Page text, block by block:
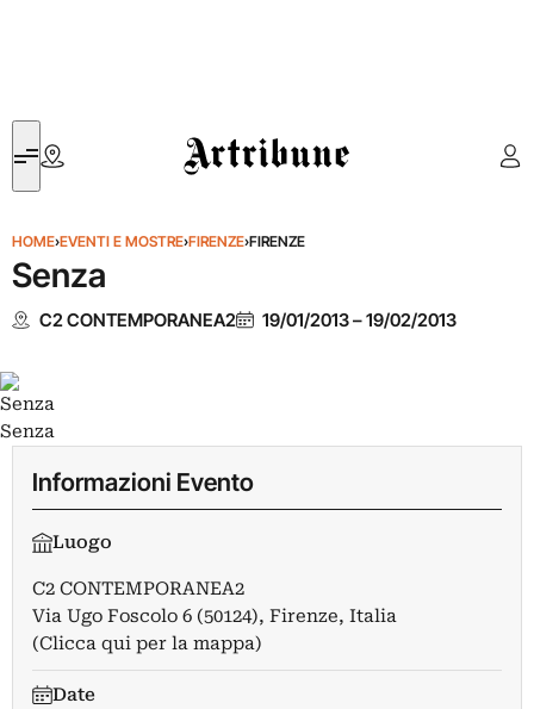
Artribune
HOME›EVENTI E MOSTRE›FIRENZE›FIRENZE
Senza
C2 CONTEMPORANEA2 19/01/2013–19/02/2013
Senza
Informazioni Evento
Luogo
C2 CONTEMPORANEA2
Via Ugo Foscolo 6 (50124), Firenze, Italia
(Clicca qui per la mappa)
Date